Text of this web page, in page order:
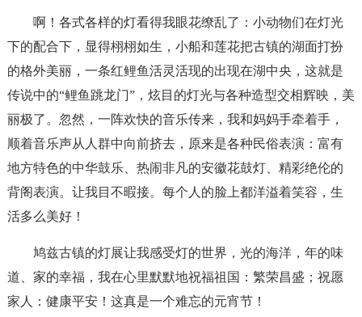
啊！各式各样的灯看得我眼花缭乱了：小动物们在灯光
下的配合下，显得栩栩如生，小船和莲花把古镇的湖面打扮
的格外美丽，一条红鲤鱼活灵活现的出现在湖中央，这就是
传说中的“鲤鱼跳龙门”，炫目的灯光与各种造型交相辉映，美
丽极了。忽然，一阵欢快的音乐传来，我和妈妈手牵着手，
顺着音乐声从人群中向前挤去，原来是各种民俗表演：富有
地方特色的中华鼓乐、热闹非凡的安徽花鼓灯、精彩绝伦的
背阁表演。让我目不暇接。每个人的脸上都洋溢着笑容，生
活多么美好！
鸠兹古镇的灯展让我感受灯的世界，光的海洋，年的味
道、家的幸福，我在心里默默地祝福祖国：繁荣昌盛；祝愿
家人：健康平安！这真是一个难忘的元宵节！